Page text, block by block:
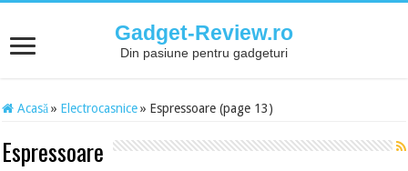
Gadget-Review.ro
Din pasiune pentru gadgeturi
Acasă » Electrocasnice » Espressoare (page 13)
Espressoare